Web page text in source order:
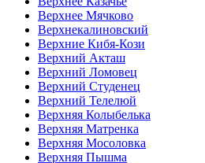
Верхнее Мячково
Верхнекалиновский
Верхние Кибя-Кози
Верхний Акташ
Верхний Ломовец
Верхний Студенец
Верхний Телелюй
Верхняя Колыбелька
Верхняя Матренка
Верхняя Мосоловка
Верхняя Пышма